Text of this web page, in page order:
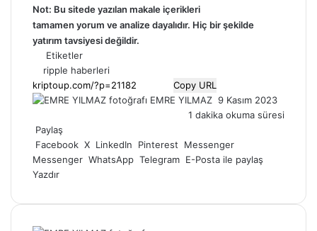
Not: Bu sitede yazılan makale içerikleri
tamamen yorum ve analize dayalıdır. Hiç bir şekilde
yatırım tavsiyesi değildir.
Etiketler
ripple haberleri
Copy URL
EMRE YILMAZ Bir
e-
göndermek
9 Kasım 2023
1 dakika okuma süresi
Paylaş
Facebook X LinkedIn Pinterest
Messenger
Messenger WhatsApp Telegram E-Posta ile paylaş
Yazdır